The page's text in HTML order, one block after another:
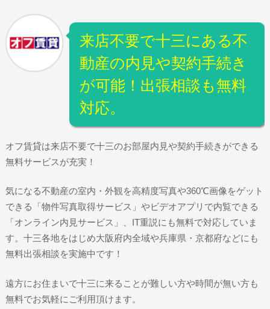
来店不要で十三にある不
動産の内見や契約手続き
が可能！出張相談も無料
対応。
オフ賃貸は来店不要で十三のお部屋内見や契約手続きができる
無料サービスが充実！
気になる不動産の室内・外観を高精度写真や360℃画像をゲット
できる「物件写真取得サービス」やビデオアプリで内覧できる
「オンライン内見サービス」、IT重説にも無料で対応していま
す。十三各地をはじめ大阪府内全域や兵庫県・京都府などにも
無料出張相談を実施中です！
遠方にお住まいで十三に来ることが難しい方や時間が無い方も
無料でお気軽にご利用頂けます。